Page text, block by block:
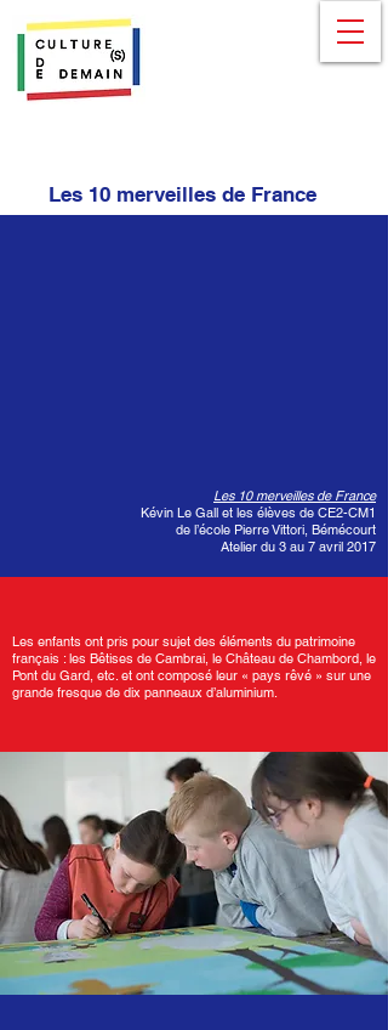
Les 10 merveilles de France
Les 10 merveilles de France
Kévin Le Gall et les élèves de CE2-CM1
de l’école Pierre Vittori, Bémécourt
Atelier du 3 au 7 avril 2017
Les enfants ont pris pour sujet des éléments du patrimoine
français : les Bêtises de Cambrai, le Château de Chambord, le
Pont du Gard, etc. et ont composé leur « pays rêvé » sur une
grande fresque de dix panneaux d’aluminium.